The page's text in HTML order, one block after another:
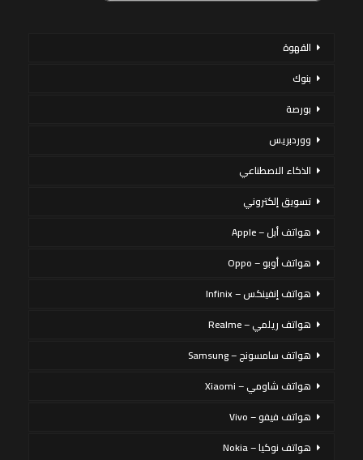
القهوة
بنوك
بورصة
ووردبريس
الذكاء الاصطناعي
تسويق إلكتروني
هواتف أبل – Apple
هواتف أوبو – Oppo
هواتف إنفينكس – Infinix
هواتف ريلمي – Realme
هواتف سامسونج – Samsung
هواتف شاومي – Xiaomi
هواتف فيفو – Vivo
هواتف نوكيا – Nokia